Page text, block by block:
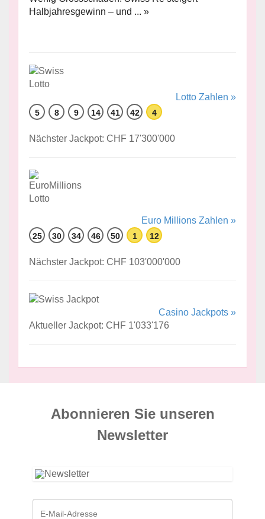
Halbjahresgewinn – und ... »
Lotto Zahlen »
5 8 9 14 41 42 4
Nächster Jackpot: CHF 17'300'000
Euro Millions Zahlen »
25 30 34 46 50 1 12
Nächster Jackpot: CHF 103'000'000
Casino Jackpots »
Aktueller Jackpot: CHF 1'033'176
Abonnieren Sie unseren
News­letter